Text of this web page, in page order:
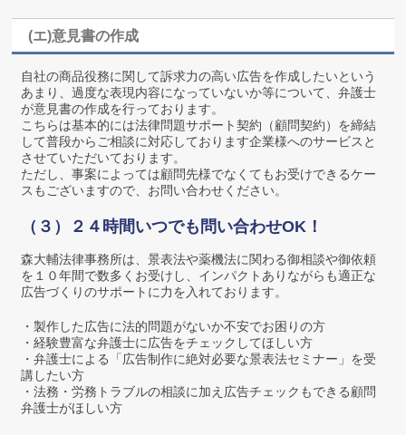
(エ)意見書の作成
自社の商品役務に関して訴求力の高い広告を作成したいという
あまり、過度な表現内容になっていないか等について、弁護士
が意見書の作成を行っております。
こちらは基本的には法律問題サポート契約（顧問契約）を締結
して普段からご相談に対応しております企業様へのサービスと
させていただいております。
ただし、事案によっては顧問先様でなくてもお受けできるケー
スもございますので、お問い合わせください。
（３）２４時間いつでも問い合わせOK！
森大輔法律事務所は、景表法や薬機法に関わる御相談や御依頼
を１０年間で数多くお受けし、インパクトありながらも適正な
広告づくりのサポートに力を入れております。
・製作した広告に法的問題がないか不安でお困りの方
・経験豊富な弁護士に広告をチェックしてほしい方
・弁護士による「広告制作に絶対必要な景表法セミナー」を受
講したい方
・法務・労務トラブルの相談に加え広告チェックもできる顧問
弁護士がほしい方